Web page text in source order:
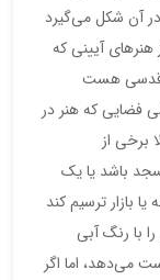
آن شکل می‌گیرد
هنرهای آیینی که
قدسی هست
فضایی که هنر در
برخی از
باشد یا یک
بازار ترسیم کند
با رنگ آبی
می‌دهد، ‌اما اگر